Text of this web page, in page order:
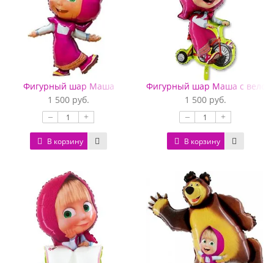
Фигурный шар Маша
1 500 руб.
– +
В корзину
Фигурный шар Маша с
1 500 руб.
– +
В корзину